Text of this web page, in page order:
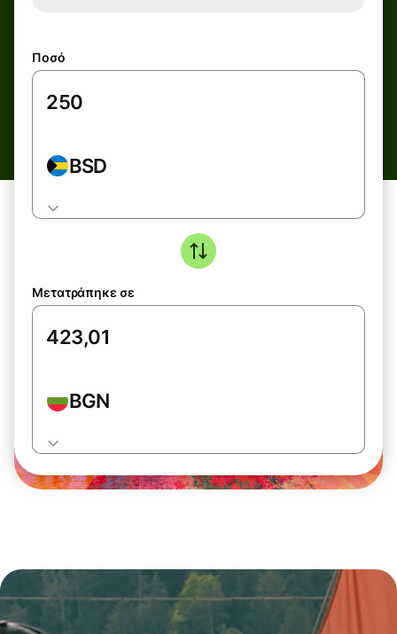
Ποσό
BSD
Μετατράπηκε σε
BGN